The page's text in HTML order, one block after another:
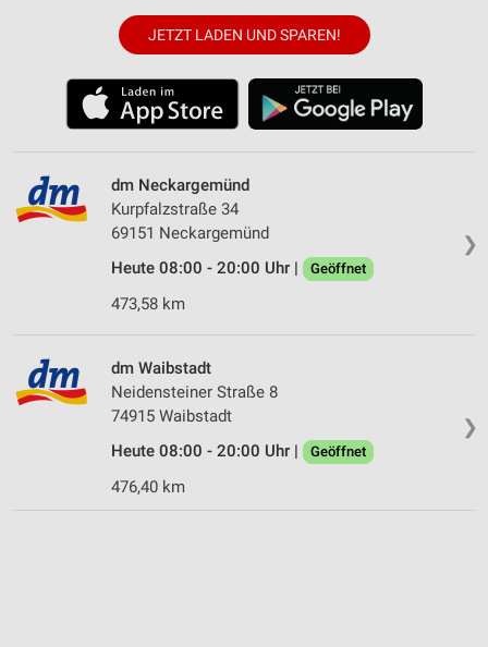
JETZT LADEN UND SPAREN!
❯
dm Neckargemünd
Kurpfalzstraße 34
69151 Neckargemünd
Heute 08:00 - 20:00 Uhr |
Geöffnet
473,58 km
❯
dm Waibstadt
Neidensteiner Straße 8
74915 Waibstadt
Heute 08:00 - 20:00 Uhr |
Geöffnet
476,40 km